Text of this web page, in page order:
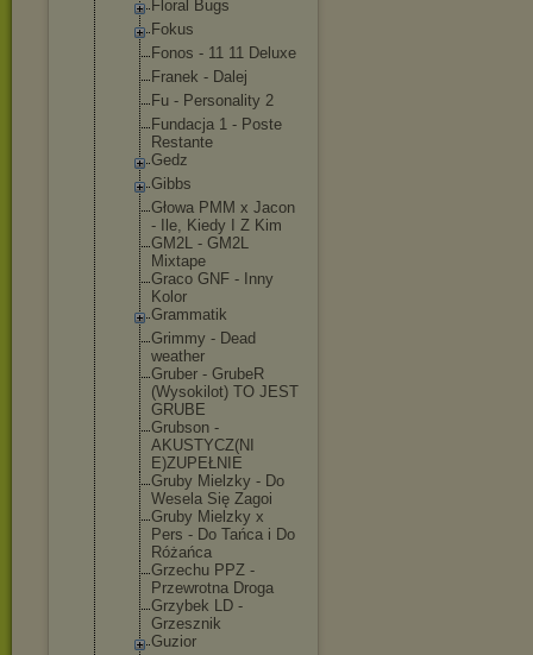
Floral Bugs
Fokus
Fonos - 11 11 Deluxe
Franek - Dalej
Fu - Personality 2
Fundacja 1 - Poste
Restante
Gedz
Gibbs
Głowa PMM x Jacon
- Ile, Kiedy I Z Kim
GM2L - GM2L
Mixtape
Graco GNF - Inny
Kolor
Grammatik
Grimmy - Dead
weather
Gruber - GrubeR
(Wysokilot) TO JEST
GRUBE
Grubson -
AKUSTYCZ(NI
E)ZUPEŁNIE
Gruby Mielzky - Do
Wesela Się Zagoi
Gruby Mielzky x
Pers - Do Tańca i Do
Różańca
Grzechu PPZ -
Przewrotna Droga
Grzybek LD -
Grzesznik
Guzior